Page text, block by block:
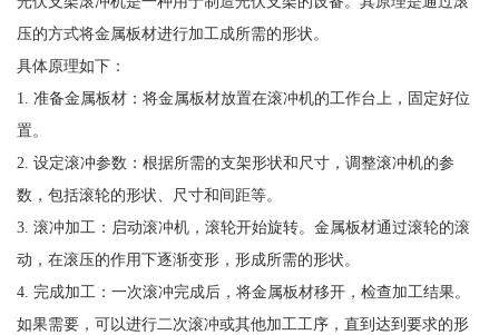
压的方式将金属板材进行加工成所需的形状。
具体原理如下：
1. 准备金属板材：将金属板材放置在滚冲机的工作台上，固定好位
置。
2. 设定滚冲参数：根据所需的支架形状和尺寸，调整滚冲机的参
数，包括滚轮的形状、尺寸和间距等。
3. 滚冲加工：启动滚冲机，滚轮开始旋转。金属板材通过滚轮的滚
动，在滚压的作用下逐渐变形，形成所需的形状。
4. 完成加工：一次滚冲完成后，将金属板材移开，检查加工结果。
如果需要，可以进行二次滚冲或其他加工工序，直到达到要求的形